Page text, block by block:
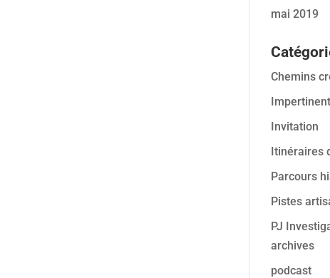
mai 2019
Chemins
Impertinent
Invitation
Itinéraires
Parcours
Pistes
PJ
archives
podcast